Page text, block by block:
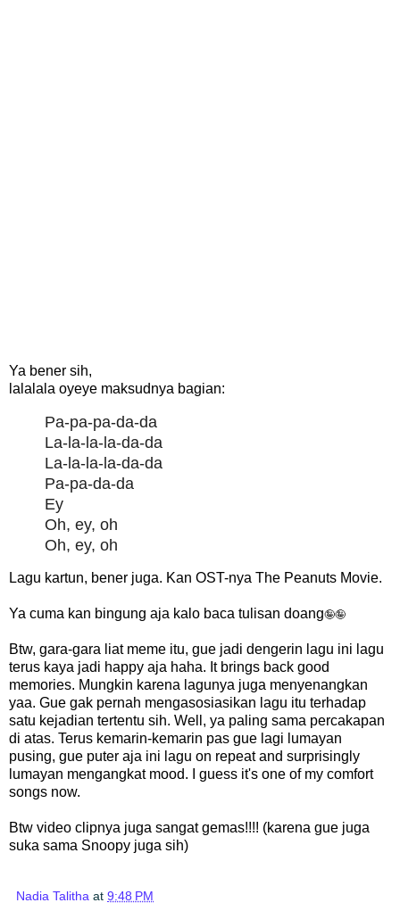
Ya bener sih,
lalalala oyeye maksudnya bagian:
Pa-pa-pa-da-da
La-la-la-la-da-da
La-la-la-la-da-da
Pa-pa-da-da
Ey
Oh, ey, oh
Oh, ey, oh
Lagu kartun, bener juga. Kan OST-nya The Peanuts Movie.
Ya cuma kan bingung aja kalo baca tulisan doang🤪🤪
Btw, gara-gara liat meme itu, gue jadi dengerin lagu ini lagu
terus kaya jadi happy aja haha. It brings back good
memories. Mungkin karena lagunya juga menyenangkan
yaa. Gue gak pernah mengasosiasikan lagu itu terhadap
satu kejadian tertentu sih. Well, ya paling sama percakapan
di atas. Terus kemarin-kemarin pas gue lagi lumayan
pusing, gue puter aja ini lagu on repeat and surprisingly
lumayan mengangkat mood. I guess it's one of my comfort
songs now.
Btw video clipnya juga sangat gemas!!!! (karena gue juga
suka sama Snoopy juga sih)
Nadia Talitha at 9:48 PM